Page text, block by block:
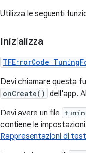
Utilizza le seguenti
Inizializza
TFErrorCode
Devi chiamare questa
onCreate() dell'app.
Devi avere un file
contiene le
Rappresentazioni di